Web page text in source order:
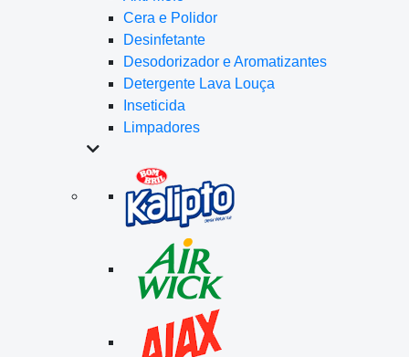
Cera e Polidor
Desinfetante
Desodorizador e Aromatizantes
Detergente Lava Louça
Inseticida
Limpadores